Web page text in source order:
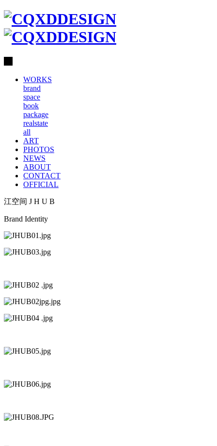
WORKS
brand
space
book
package
realstate
all
ART
PHOTOS
NEWS
ABOUT
CONTACT
OFFICIAL
江空间 J H U B
Brand Identity